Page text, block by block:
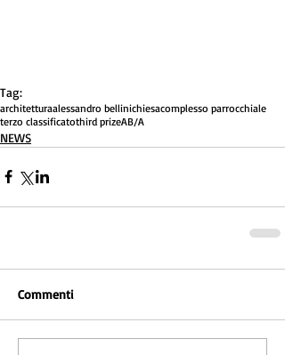
Tag:
architetturaalessandro bellinichiesacomplesso parrocchiale
terzo classificatothird prizeAB/A
NEWS
Commenti